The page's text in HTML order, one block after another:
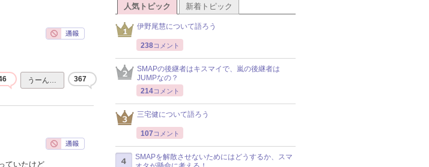
うーん… 367
ていたけど
人気トピック 新着トピック
伊野尾慧について語ろう
238コメント
SMAPの後継者はキスマイで、嵐の後継者は
JUMPなの？
214コメント
三宅健について語ろう
107 コメント
SMAPを解散させないためにはどうするか、スマ